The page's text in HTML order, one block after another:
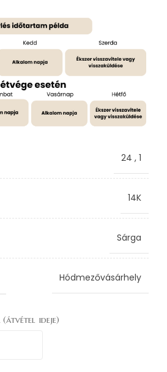
24 , 1
14K
Sárga
Hódmezővásárhely
(átvétel ideje)